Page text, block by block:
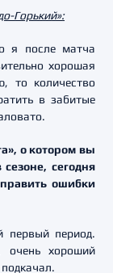
Горький»:
я после матча
хорошая
то количество
в забитые
о котором вы
сегодня
ошибки
период.
очень хороший